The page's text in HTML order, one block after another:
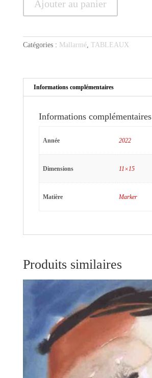
Mallarmé
plaid
Ajouter au panier
Catégories : Mallarmé, TABLEAUX
Informations complémentaires
Informations complémentaires
Année 2022
Dimensions 11×15
Matière Marker
Produits similaires